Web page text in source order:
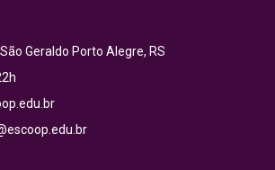
Geraldo Porto Alegre, RS